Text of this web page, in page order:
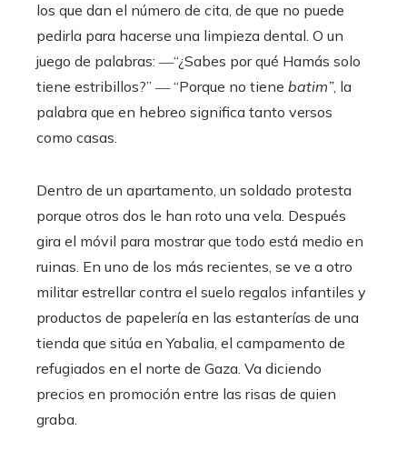
los que dan el número de cita, de que no puede
pedirla para hacerse una limpieza dental. O un
juego de palabras: ―“¿Sabes por qué Hamás solo
tiene estribillos?” ― “Porque no tiene batim”, la
palabra que en hebreo significa tanto versos
como casas.
Dentro de un apartamento, un soldado protesta
porque otros dos le han roto una vela. Después
gira el móvil para mostrar que todo está medio en
ruinas. En uno de los más recientes, se ve a otro
militar estrellar contra el suelo regalos infantiles y
productos de papelería en las estanterías de una
tienda que sitúa en Yabalia, el campamento de
refugiados en el norte de Gaza. Va diciendo
precios en promoción entre las risas de quien
graba.